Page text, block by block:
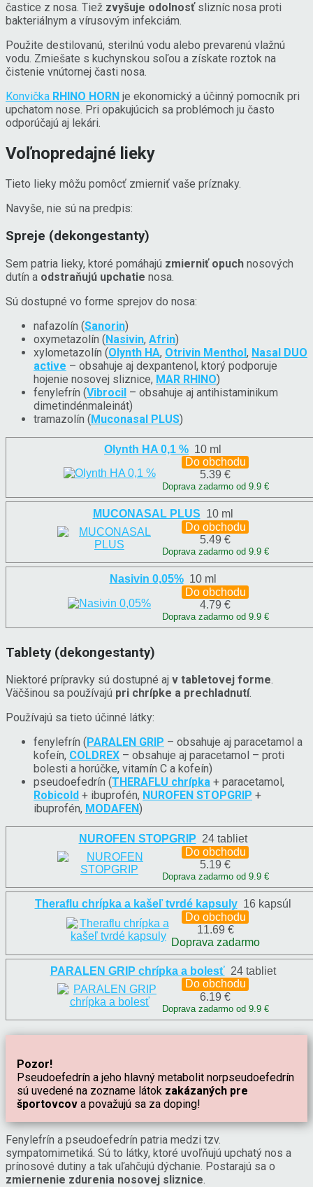
častice z nosa. Tiež zvyšuje odolnosťslizníc nosa proti
bakteriálnym a vírusovým infekciám.
Použite destilovanú, sterilnú vodu alebo prevarenú vlažnú
vodu. Zmiešate s kuchynskou soľou a získate roztok na
čistenie vnútornej časti nosa.
Konvička RHINO HORN je ekonomický a účinný pomocník pri
upchatom nose. Pri opakujúcich sa problémoch ju často
odporúčajú aj lekári.
Voľnopredajné lieky
Tieto lieky môžu pomôcť zmierniť vaše príznaky.
Navyše, nie sú na predpis:
Spreje (dekongestanty)
Sem patria lieky, ktoré pomáhajú zmierniť opuch nosových
dutín a odstraňujú upchatie nosa.
Sú dostupné vo forme sprejov do nosa:
nafazolín (Sanorin)
oxymetazolín (Nasivin, Afrin)
xylometazolín (Olynth HA, Otrivin Menthol, Nasal DUO
active – obsahuje aj dexpantenol, ktorý podporuje
hojenie nosovej sliznice, MAR RHINO)
fenylefrín (Vibrocil – obsahuje aj antihistaminikum
dimetindénmaleinát)
tramazolín (Muconasal PLUS)
Olynth HA 0,1 % 10 ml
Do obchodu
5.39 €
Doprava zadarmo od 9.9 €
MUCONASAL PLUS 10 ml
Do obchodu
5.49 €
Doprava zadarmo od 9.9 €
Nasivin 0,05% 10 ml
Do obchodu
4.79 €
Doprava zadarmo od 9.9 €
Tablety (dekongestanty)
Niektoré prípravky sú dostupné aj v tabletovej forme.
Väčšinou sa používajú pri chrípke a prechladnutí.
Používajú sa tieto účinné látky:
fenylefrín ( PARALEN GRIP – obsahuje aj paracetamol a
kofeín, COLDREX – obsahuje aj paracetamol – proti
bolesti a horúčke, vitamín C a kofeín)
pseudoefedrín (THERAFLU chrípka + paracetamol,
Robicold + ibuprofén, NUROFEN STOPGRIP +
ibuprofén, MODAFEN)
NUROFEN STOPGRIP 24 tabliet
Do obchodu
5.19 €
Doprava zadarmo od 9.9 €
Theraflu chrípka a kašeľ tvrdé kapsuly 16 kapsúl
Do obchodu
11.69 €
Doprava zadarmo
PARALEN GRIP chrípka a bolesť 24 tabliet
Do obchodu
6.19 €
Doprava zadarmo od 9.9 €
Pozor!
Pseudoefedrín a jeho hlavný metabolit norpseudoefedrín
sú uvedené na zozname látok zakázaných pre
športovcov a považujú sa za doping!
Fenylefrín a pseudoefedrín patria medzi tzv.
sympatomimetiká. Sú to látky, ktoré uvoľňujú upchatý nos a
prínosové dutiny a tak uľahčujú dýchanie. Postarajú sa o
zmiernenie zdurenia nosovej sliznice.